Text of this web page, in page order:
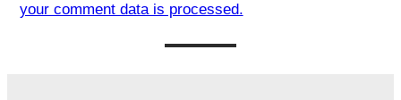
your comment data is processed.